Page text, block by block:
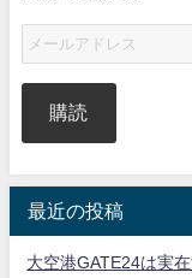
購読
最近の投稿
大空港GATE24は実